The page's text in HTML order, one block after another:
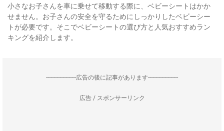
小さなお子さんを車に乗せて移動する際に、ベビーシートはかか
せません。お子さんの安全を守るためにしっかりしたベビーシー
トが必要です。そこでベビーシートの選び方と人気おすすめラン
キングを紹介します。
--------------------広告の後に記事があります--------------------
広告 / スポンサーリンク